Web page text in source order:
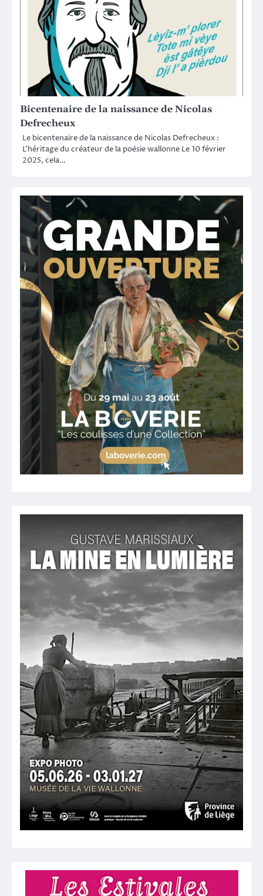
Bicentenaire de la naissance de Nicolas
Defrecheux
Le bicentenaire de la naissance de Nicolas Defrecheux :
L’héritage du créateur de la poésie wallonne Le 10 février
2025, cela…